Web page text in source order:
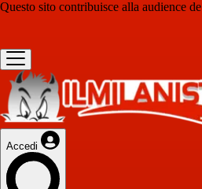
Questo sito contribuisce alla audience de
Accedi